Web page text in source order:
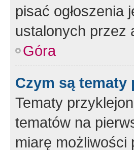
pisać ogłoszenia
ustalonych przez
Góra
Czym są tematy
Tematy
tematów na
miarę możliwości